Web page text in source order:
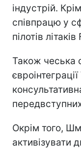
індустрій.
співпрацю у
пілотів
Також чеська
Окрім того,
активізувати